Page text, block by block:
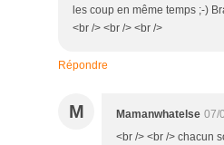
les coup en même temps ;-)
<br /> <br /> <br />
Répondre
M Mamanwhatelse 07/
<br /> <br /> chacun